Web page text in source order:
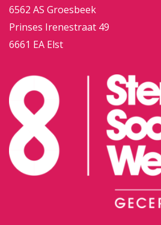
6562 AS Groesbeek
Prinses Irenestraat 49
6661 EA Elst